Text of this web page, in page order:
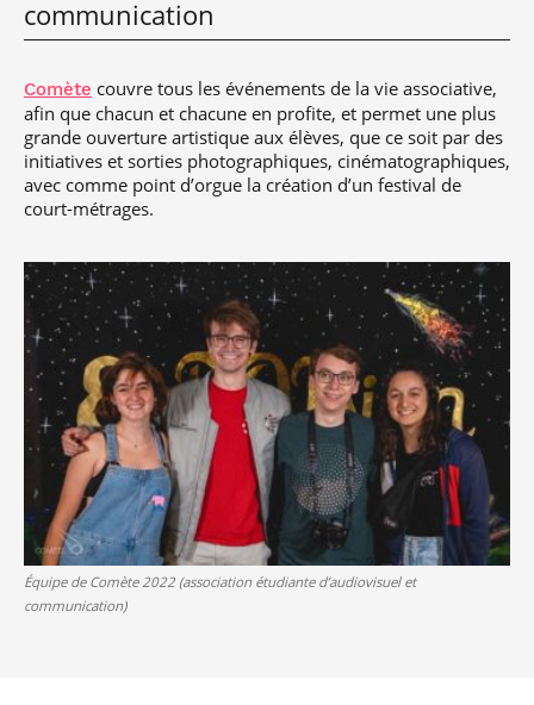
communication
Comète couvre tous les événements de la vie associative,
afin que chacun et chacune en profite, et permet une plus
grande ouverture artistique aux élèves, que ce soit par des
initiatives et sorties photographiques, cinématographiques,
avec comme point d’orgue la création d’un festival de
court-métrages.
Équipe de Comète 2022 (association étudiante d’audiovisuel et
communication)